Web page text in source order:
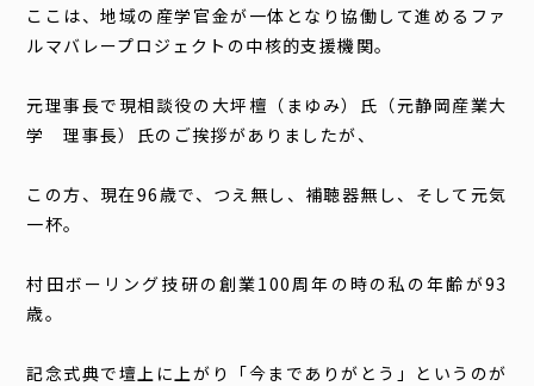
ここは、地域の産学官金が一体となり協働して進めるファ
ルマバレープロジェクトの中核的支援機関。
元理事長で現相談役の大坪檀（まゆみ）氏（元静岡産業大
学 理事長）氏のご挨拶がありましたが、
この方、現在96歳で、つえ無し、補聴器無し、そして元気
一杯。
村田ボーリング技研の創業100周年の時の私の年齢が93
歳。
記念式典で壇上に上がり「今までありがとう」というのが